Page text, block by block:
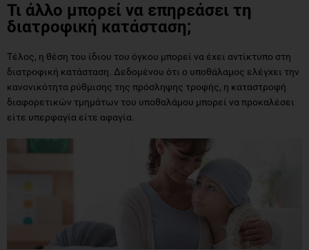
Τι άλλο μπορεί να επηρεάσει τη
διατροφική κατάσταση;
Τέλος, η θέση του ίδιου του όγκου μπορεί να έχει αντίκτυπο στη
διατροφική κατάσταση. Δεδομένου ότι ο υποθάλαμος ελέγχει την
κανονικότητα ρύθμισης της πρόσληψης τροφής, η καταστροφή
διαφορετικών τμημάτων του υποθαλάμου μπορεί να προκαλέσει
είτε υπερφαγία είτε αφαγία.